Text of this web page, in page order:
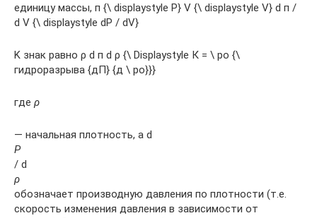
единицу массы, п {\ displaystyle P} V {\ displaystyle V} d п /
d V {\ displaystyle dP / dV}
K знак равно ρ d п d ρ {\ Displaystyle К = \ ро {\
гидроразрыва {дП} {д \ ро}}}
где ρ
— начальная плотность, а d
P
/ d
ρ
обозначает производную давления по плотности (т.е.
скорость изменения давления в зависимости от